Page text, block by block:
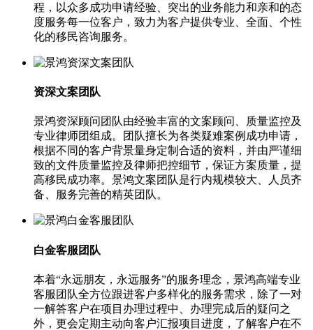
程，以众多成功申请经验、突出的业务能力和亲和的态
度服务每一位客户，致力为客户提供专业、全面、个性
化的移民咨询服务。
资深文案团队
景鸿资深顾问团队由经验丰富的文案顾问、质量监控及
专业律师团组成。团队擅长为各类疑难案例成功申请，
根据不同的客户背景量身定制合适的资料，并由严谨细
致的文件质量监控及律师把控细节，保证方案质量，提
高移民成功率。景鸿文案团队是行内规模较大、人员齐
备、服务完善的精英团队。
白金客服团队
本着“永远朋友，永远服务”的服务理念，景鸿高端专业
客服团队全方位跟进客户多样化的服务需求，除了一对
一解答客户在项目办理过程中、办理完成后的疑问之
外，更会定期主动向客户汇报项目进度，了解客户在不